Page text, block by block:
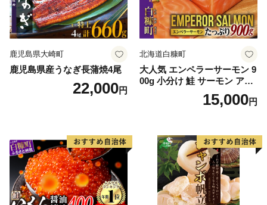
鹿児島県大崎町
鹿児島県産うなぎ長蒲焼4尾
22,000円
北海道白糠町
大人気 エンペラーサーモン 9
00g 小分け 鮭 サーモン アト
ランティックサーモン 水産
庁長官賞 受賞 さけ シャケ し
満足 美味しい 贈答 生食用 刺
身 お刺身 刺し身 魚介類 海鮮
冷凍 厚切り 薄切り ふるさと
納税 ふるさとチョイス チョ
イス 北海道 白糠町
15,000円